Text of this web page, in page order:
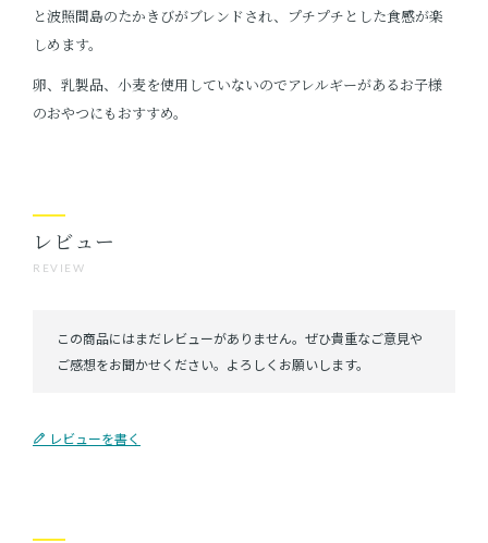
と波照間島のたかきびがブレンドされ、プチプチとした食感が楽
しめます。
卵、乳製品、小麦を使用していないのでアレルギーがあるお子様
のおやつにもおすすめ。
REVIEW
レビュー
レビューを書く